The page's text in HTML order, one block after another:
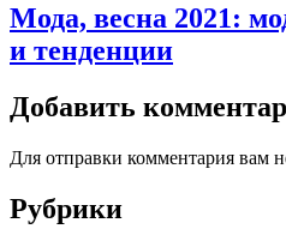
Мода, весна 2021:
и тенденции
Добавить
Для отправки комментария вам
Рубрики